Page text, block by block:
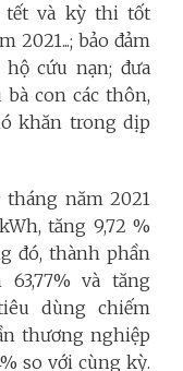
tết và kỳ thi tốt
2021...; bảo đảm
cứu nạn; đưa
con các thôn,
khăn trong dịp
năm 2021
tăng 9,72 %
đó, thành phần
và tăng
dùng chiếm
thương nghiệp
so với cùng kỳ.